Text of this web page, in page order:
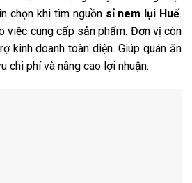
chọn khi tìm nguồn sỉ nem lụi Huế.
việc cung cấp sản phẩm. Đơn vị còn
kinh doanh toàn diện. Giúp quán ăn
chi phí và nâng cao lợi nhuận.